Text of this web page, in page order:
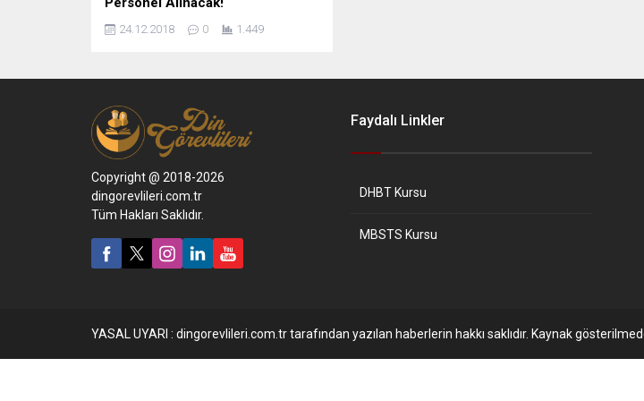
24.12.2018 0 1.449
Copyright @ 2018-2026
dingorevlileri.com.tr
Tüm Hakları Saklıdır.
Faydalı Linkler
DHBT Kursu
MBSTS Kursu
YASAL UYARI : dingorevlileri.com.tr tarafından yazılan haberlerin hakkı saklıdır. Kaynak